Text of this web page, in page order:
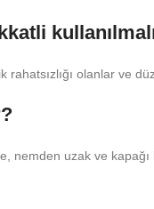
olanlar ve
uzak ve kapağı